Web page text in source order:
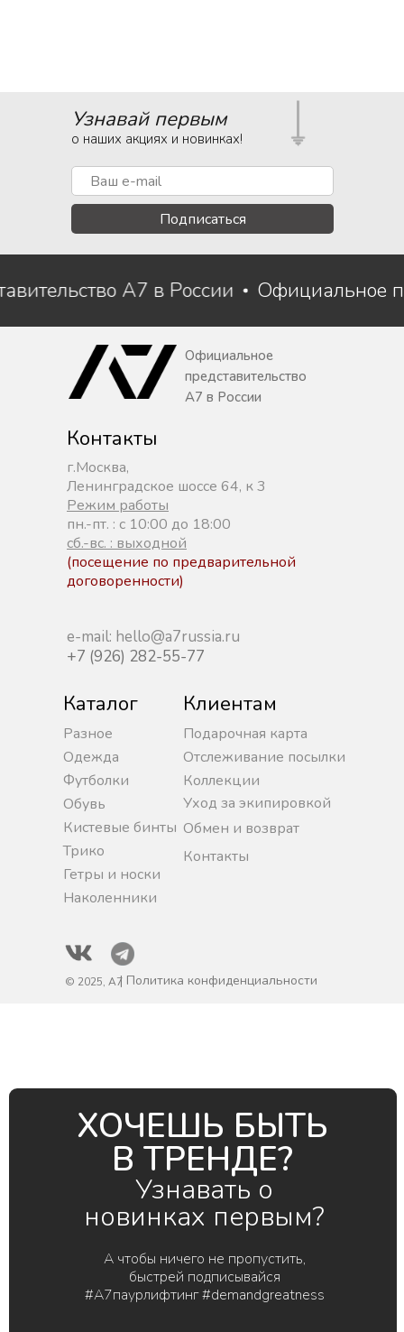
Подписаться
Узнавай первым
о наших акциях и новинках!
A7 в России Официальное
Каталог
Наколенники
Клиентам
Контакты
Коллекции
© 2025, A7| Политика конфиденциальности
г.Москва,
Ленинградское шоссе 64, к 3
Режим работы
пн.-пт. : с 10:00 до 18:00
сб.-вс. : выходной
(посещение по предварительной
договоренности)
e-mail: hello@a7russia.ru
+7 (926) 282-55-77
Официальное
представительство
A7 в России
Отслеживание посылки
Гетры и носки
Трико
Кистевые бинты
Обувь
Футболки
Одежда
Разное Подарочная карта
Уход за экипировкой
Контакты
Обмен и возврат
ХОЧЕШЬ БЫТЬ
В ТРЕНДЕ?
Узнавать о
новинках первым?
А чтобы ничего не пропустить,
быстрей подписывайся
#А7паурлифтинг #demandgreatness